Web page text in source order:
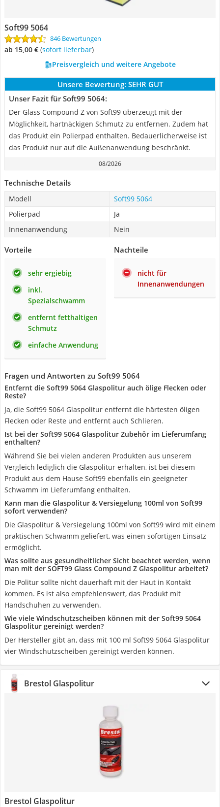
Soft99 5064
846 Bewertungen
ab 15,00 € ( Sofort lieferbar)
Preisvergleich und weitere Angebote
Unsere Bewertung: SEHR GUT
Unser Fazit für Soft99 5064:
Der Glass Compound Z von Soft99 überzeugt mit der
Möglichkeit, hartnäckigen Schmutz zu entfernen. Zudem hat
das Produkt ein Polierpad enthalten. Bedauerlicherweise ist
das Produkt nur auf die Außenanwendung beschränkt.
08/2026
Technische Details
Modell
Soft99 5064
Polierpad
Ja
Innenanwendung
Nein
Vorteile
sehr ergiebig
inkl.
Spezialschwamm
entfernt fetthaltigen
Schmutz
einfache Anwendung
Nachteile
nicht für
Innenanwendungen
Fragen und Antworten zu Soft99 5064
Entfernt die Soft99 5064 Glaspolitur auch ölige Flecken oder
Reste?
Ja, die Soft99 5064 Glaspolitur entfernt die härtesten öligen
Flecken oder Reste und entfernt auch Schlieren.
Ist bei der Soft99 5064 Glaspolitur Zubehör im Lieferumfang
enthalten?
Während Sie bei vielen anderen Produkten aus unserem
Vergleich lediglich die Glaspolitur erhalten, ist bei diesem
Produkt aus dem Hause Soft99 ebenfalls ein geeigneter
Schwamm im Lieferumfang enthalten.
Kann man die Glaspolitur & Versiegelung 100ml von Soft99
sofort verwenden?
Die Glaspolitur & Versiegelung 100ml von Soft99 wird mit einem
praktischen Schwamm geliefert, was einen sofortigen Einsatz
ermöglicht.
Was sollte aus gesundheitlicher Sicht beachtet werden, wenn
man mit der SOFT99 Glass Compound Z Glaspolitur arbeitet?
Die Politur sollte nicht dauerhaft mit der Haut in Kontakt
kommen. Es ist also empfehlenswert, das Produkt mit
Handschuhen zu verwenden.
Wie viele Windschutzscheiben können mit der Soft99 5064
Glaspolitur gereinigt werden?
Der Hersteller gibt an, dass mit 100 ml Soft99 5064 Glaspolitur
vier Windschutzscheiben gereinigt werden können.
Brestol Glaspolitur
Brestol Glaspolitur